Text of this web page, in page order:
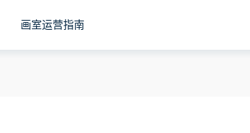
画室运营指南